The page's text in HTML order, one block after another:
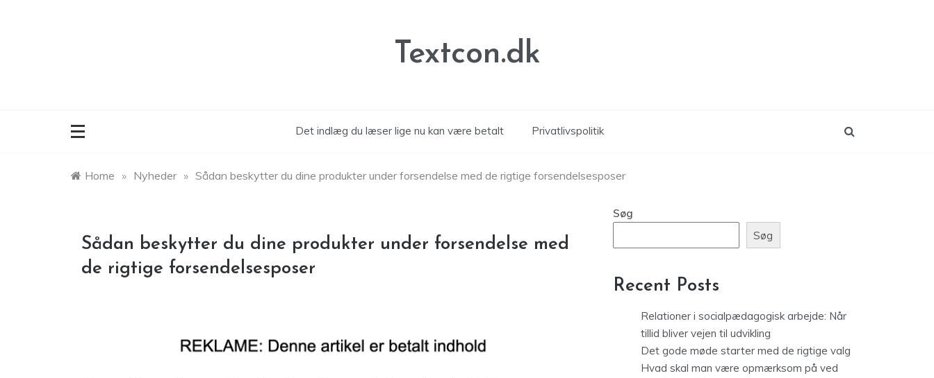
Textcon.dk
Det indlæg du læser lige nu kan være betalt Privatlivspolitik
Home » Nyheder » Sådan beskytter du dine produkter under forsendelse med de rigtige forsendelsesposer
Sådan beskytter du dine produkter under forsendelse med
de rigtige forsendelsesposer
Søg
Søg
Recent Posts
Relationer i socialpædagogisk arbejde: Når
tillid bliver vejen til udvikling
Det gode møde starter med de rigtige valg
Hvad skal man være opmærksom på ved